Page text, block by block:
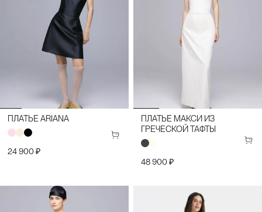
ПЛАТЬЕ ARIANA
24 900 ₽
ПЛАТЬЕ МАКСИ ИЗ
ГРЕЧЕСКОЙ ТАФТЫ
48 900 ₽